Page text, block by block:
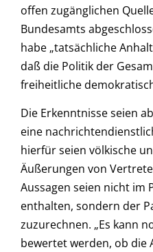
offen zugänglichen
Bundesamts
habe „tatsächliche
daß die Politik der
freiheitliche
Die Erkenntnisse seien
eine
hierfür seien völkische
Äußerungen von
Aussagen seien nicht im
enthalten, sondern der
zuzurechnen. „Es kann
bewertet werden, ob die